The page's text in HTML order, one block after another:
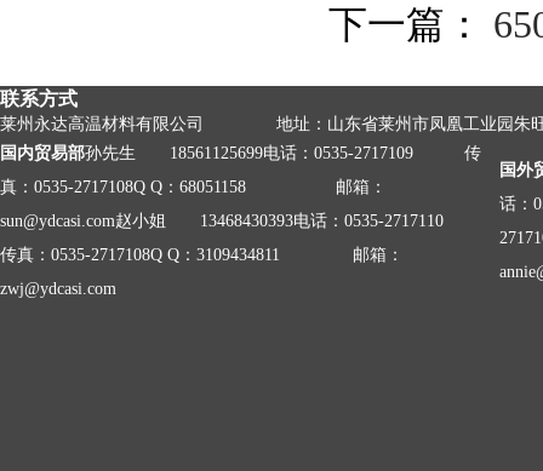
下一篇：
联系方式
莱州永达高温材料有限公司 地址：山东省莱州市凤凰工业园朱
国内贸易部孙先生 18561125699电话：0535-2717109 传
真：0535-2717108Q Q：68051158 邮箱：
sun@ydcasi.com赵小姐 13468430393电话：0535-2717110
传真：0535-2717108Q Q：3109434811 邮箱：
zwj@ydcasi.com
国外
话：